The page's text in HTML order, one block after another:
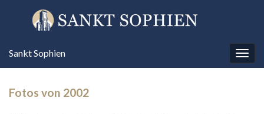
Sankt Sophien
Fotos von 2002